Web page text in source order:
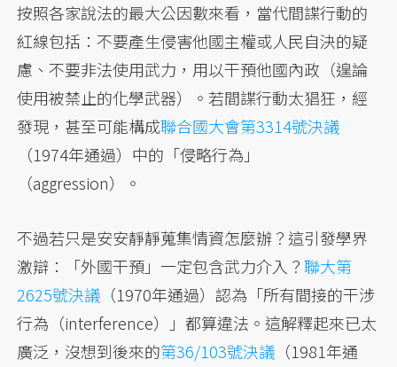
按照各家說法的最大公因數來看，當代間諜行動的
紅線包括：不要產生侵害他國主權或人民自決的疑
慮、不要非法使用武力，用以干預他國內政（遑論
使用被禁止的化學武器）。若間諜行動太猖狂，經
發現，甚至可能構成聯合國大會第3314號決議
（1974年通過）中的「侵略行為」
（aggression）。
不過若只是安安靜靜蒐集情資怎麼辦？這引發學界
激辯：「外國干預」一定包含武力介入？聯大第
2625號決議 （1970年通過）認為「所有間接的干涉
行為（interference）」都算違法。這解釋起來已太
廣泛，沒想到後來的第36/103號決議 （1981年通